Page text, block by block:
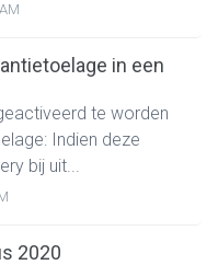
in een
te worden
Indien deze
bij uit...
2020